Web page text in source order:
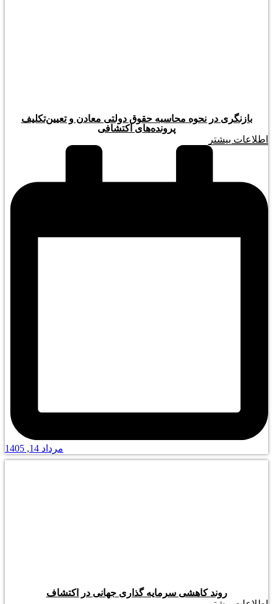
بازنگری در نحوه محاسبه حقوق دولتی معادن و تعیین‌تکلیف
پرونده‌های اکتشافی
اطلاعات بیشتر
مرداد 14, 1405
روند کاهشی سرمایه گذاری جهانی در اکتشاف